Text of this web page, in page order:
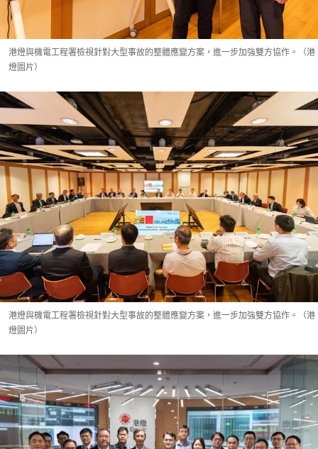
港燈與機電工程署檢視針對大型事故的整體應變方案，進一步加強雙方協作。（港
燈圖片）
港燈與機電工程署檢視針對大型事故的整體應變方案，進一步加強雙方協作。（港
燈圖片）